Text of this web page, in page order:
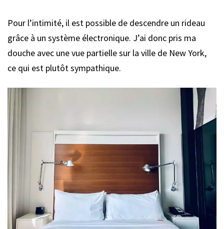
Pour l’intimité, il est possible de descendre un rideau
grâce à un système électronique. J’ai donc pris ma
douche avec une vue partielle sur la ville de New York,
ce qui est plutôt sympathique.